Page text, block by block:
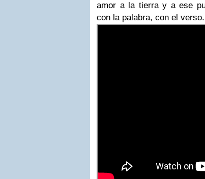
amor a la tierra y a ese
con la palabra, con el verso.